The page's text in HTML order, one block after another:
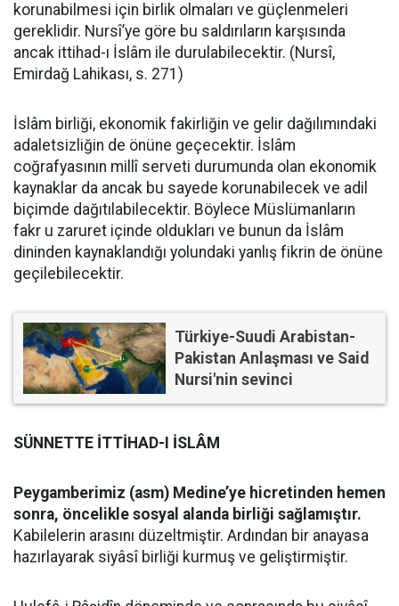
korunabilmesi için birlik olmaları ve güçlenmeleri
gereklidir. Nursî’ye göre bu saldırıların karşısında
ancak ittihad-ı İslâm ile durulabilecektir. (Nursî,
Emirdağ Lahikası, s. 271)
İslâm birliği, ekonomik fakirliğin ve gelir dağılımındaki
adaletsizliğin de önüne geçecektir. İslâm
coğrafyasının millî serveti durumunda olan ekonomik
kaynaklar da ancak bu sayede korunabilecek ve adil
biçimde dağıtılabilecektir. Böylece Müslümanların
fakr u zaruret içinde oldukları ve bunun da İslâm
dininden kaynaklandığı yolundaki yanlış fikrin de önüne
geçilebilecektir.
Türkiye-Suudi Arabistan-
Pakistan Anlaşması ve Said
Nursi'nin sevinci
SÜNNETTE İTTİHAD-I İSLÂM
Peygamberimiz (asm) Medine’ye hicretinden hemen
sonra, öncelikle sosyal alanda birliği sağlamıştır.
Kabilelerin arasını düzeltmiştir. Ardından bir anayasa
hazırlayarak siyâsî birliği kurmuş ve geliştirmiştir.